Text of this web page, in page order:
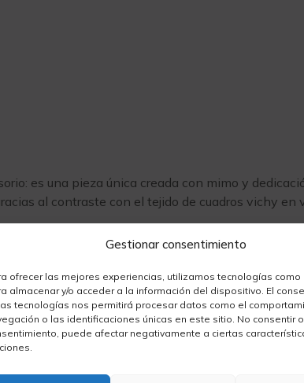
Gestionar consentimiento
ofrecer las mejores experiencias, utilizamos tecnologías como
almacenar y/o acceder a la información del dispositivo. El
tecnologías nos permitirá procesar datos como el
o las identificaciones únicas en este sitio. No consentir
puede afectar negativamente a ciertas
es una pieza única creada con mimo y
al contraste con el tejido de cuadros vichy en
en tu día a día con personalidad. ¡Hazte